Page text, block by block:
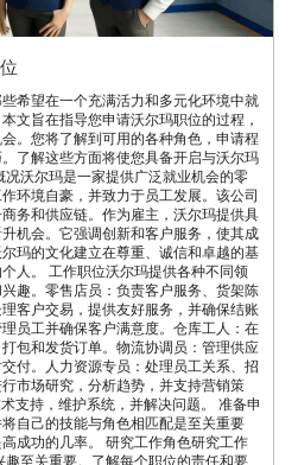
希望在一个充满活力和多元化环境中就
文旨在指导您申请沃尔玛职位的过程，
。您将了解到可用的各种角色，申请程
了解这些方面将使您具备开启与沃尔玛
沃尔玛是一家提供广泛就业机会的零
环境自豪，并致力于员工发展。该公司
务和供应链。作为雇主，沃尔玛提供具
机会。它强调创新和客户服务，使其成
玛的文化建立在尊重、诚信和卓越的基
人。 工作职位沃尔玛提供各种不同领
趣。零售店员：负责客户服务、货架陈
客户交易，提供友好服务，并确保结账
员工并确保客户满意度。仓库工人：在
包和发货订单。物流协调员：管理供应
付。人力资源专员：处理员工关系、招
市场研究，分析趋势，并支持营销策
支持，维护系统，并解决问题。 准备申
自己的技能与角色相匹配是至关重要
成功的几率。 研究工作角色研究工作
至关重要。了解每个职位的责任和要